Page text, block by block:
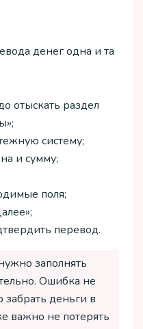
денег одна и та
отыскать раздел
систему;
и сумму;
поля;
перевод.
заполнять
Ошибка не
забрать деньги в
важно не потерять